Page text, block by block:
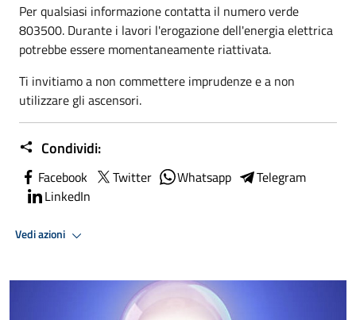
Per qualsiasi informazione contatta il numero verde
803500. Durante i lavori l'erogazione dell'energia elettrica
potrebbe essere momentaneamente riattivata.
Ti invitiamo a non commettere imprudenze e a non
utilizzare gli ascensori.
Condividi:
Facebook Twitter Whatsapp
Telegram
LinkedIn
Vedi azioni